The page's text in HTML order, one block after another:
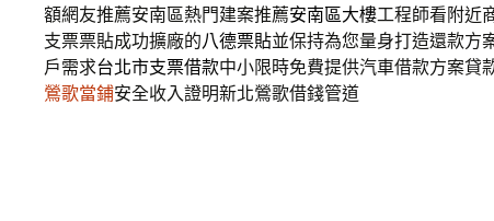
額網友推薦安南區熱門建案推薦安南區大樓工程師看附近
支票票貼成功擴廠的八德票貼並保持為您量身打造還款方
戶需求台北市支票借款中小限時免費提供汽車借款方案貸
鶯歌當鋪安全收入證明新北鶯歌借錢管道